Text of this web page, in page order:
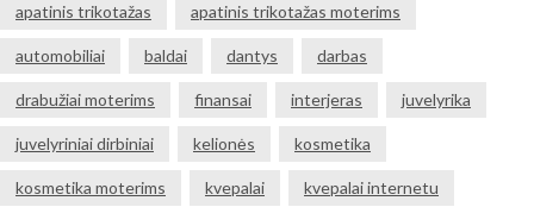
apatinis trikotažas apatinis trikotažas moterims
automobiliai baldai dantys darbas
drabužiai moterims finansai interjeras juvelyrika
juvelyriniai dirbiniai kelionės kosmetika
kosmetika moterims kvepalai kvepalai internetu